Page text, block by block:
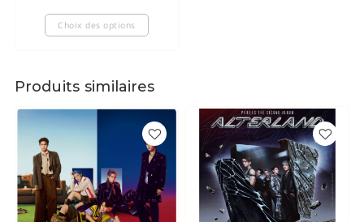
Choix des options
Produits similaires